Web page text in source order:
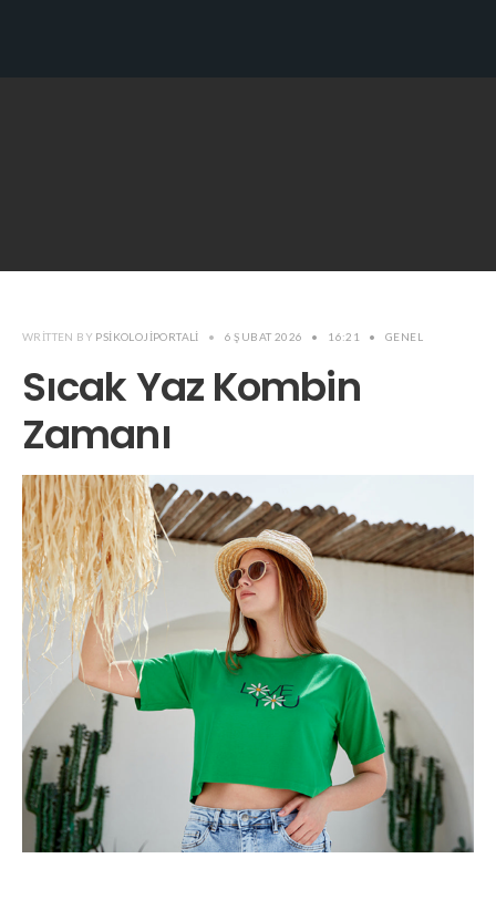
WRITTEN BY PSIKOLOJIPORTALI • 6 ŞUBAT 2026 • 16:21 • GENEL
Sıcak Yaz Kombin
Zamanı